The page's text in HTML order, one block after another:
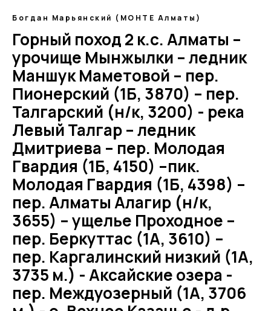
Богдан Марьянский (МОНТЕ Алматы)
Горный поход 2 к.с. Алматы –
урочище Мынжылки – ледник
Маншук Маметовой – пер.
Пионерский (1Б, 3870) – пер.
Талгарский (н/к, 3200) - река
Левый Талгар – ледник
Дмитриева – пер. Молодая
Гвардия (1Б, 4150) –пик.
Молодая Гвардия (1Б, 4398) –
пер. Алматы Алагир (н/к,
3655) – ущелье Проходное –
пер. Беркуттас (1А, 3610) –
пер. Каргалинский низкий (1А,
3735 м.) - Аксайские озера -
пер. Междуозерный (1А, 3706